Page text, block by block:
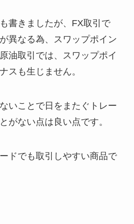
書きましたが、FX取引で
異なる為、スワップポイン
油取引では、スワップポイ
スも生じません。
いことで日をまたぐトレー
がない点は良い点です。
ドでも取引しやすい商品で